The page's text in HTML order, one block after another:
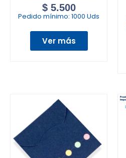
$5.500
Pedido mínimo: 1000 Uds
Ver más